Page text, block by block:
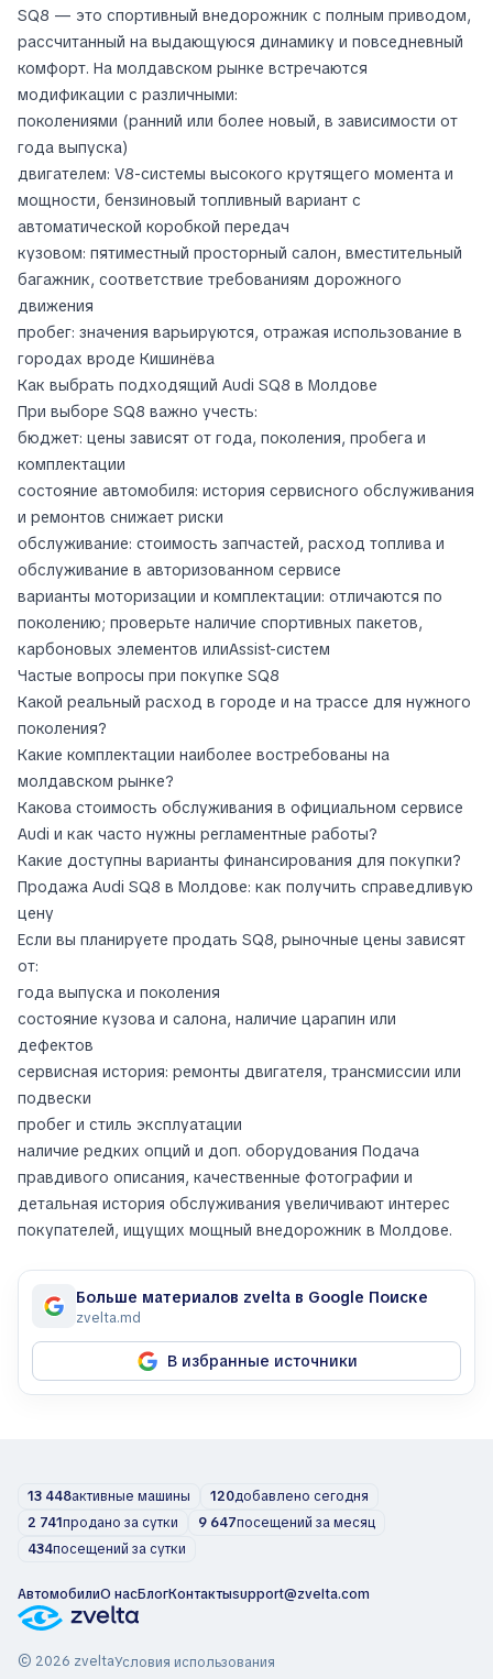
SQ8 — это спортивный внедорожник с полным приводом,
рассчитанный на выдающуюся динамику и повседневный
комфорт. На молдавском рынке встречаются
модификации с различными:
поколениями (ранний или более новый, в зависимости от
года выпуска)
двигателем: V8-системы высокого крутящего момента и
мощности, бензиновый топливный вариант с
автоматической коробкой передач
кузовом: пятиместный просторный салон, вместительный
багажник, соответствие требованиям дорожного
движения
пробег: значения варьируются, отражая использование в
городах вроде Кишинёва
Как выбрать подходящий Audi SQ8 в Молдове
При выборе SQ8 важно учесть:
бюджет: цены зависят от года, поколения, пробега и
комплектации
состояние автомобиля: история сервисного обслуживания
и ремонтов снижает риски
обслуживание: стоимость запчастей, расход топлива и
обслуживание в авторизованном сервисе
варианты моторизации и комплектации: отличаются по
поколению; проверьте наличие спортивных пакетов,
карбоновых элементов илиAssist-систем
Частые вопросы при покупке SQ8
Какой реальный расход в городе и на трассе для нужного
поколения?
Какие комплектации наиболее востребованы на
молдавском рынке?
Какова стоимость обслуживания в официальном сервисе
Audi и как часто нужны регламентные работы?
Какие доступны варианты финансирования для покупки?
Продажа Audi SQ8 в Молдове: как получить справедливую
цену
Если вы планируете продать SQ8, рыночные цены зависят
от:
года выпуска и поколения
состояние кузова и салона, наличие царапин или
дефектов
сервисная история: ремонты двигателя, трансмиссии или
подвески
пробег и стиль эксплуатации
наличие редких опций и доп. оборудования Подача
правдивого описания, качественные фотографии и
детальная история обслуживания увеличивают интерес
покупателей, ищущих мощный внедорожник в Молдове.
Больше материалов zvelta в Google Поиске
zvelta.md
В избранные источники
13 448активные машины 120добавлено сегодня
2 741продано за сутки 9 647посещений за месяц
434посещений за сутки
АвтомобилиО насБлогКонтактыsupport@zvelta.com
© 2026 zveltaУсловия использования